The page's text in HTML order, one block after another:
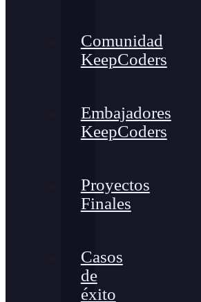
Comunidad
KeepCoders
Embajadores
KeepCoders
Proyectos
Finales
Casos
de
éxito